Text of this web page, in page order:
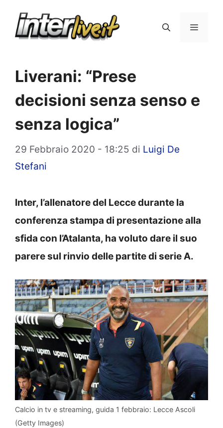
Menu
Liverani: “Prese
decisioni senza senso e
senza logica”
29 Febbraio 2020 - 18:25 di Luigi De
Stefani
Inter, l’allenatore del Lecce durante la
conferenza stampa di presentazione alla
sfida con l’Atalanta, ha voluto dare il suo
parere sul rinvio delle partite di serie A.
Calcio in tv e streaming, guida 1 febbraio: Lecce Ascoli
(Getty Images)